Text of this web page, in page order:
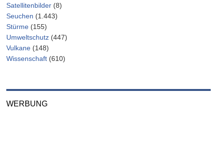
Satellitenbilder (8)
Seuchen (1.443)
Stürme (155)
Umweltschutz (447)
Vulkane (148)
Wissenschaft (610)
WERBUNG